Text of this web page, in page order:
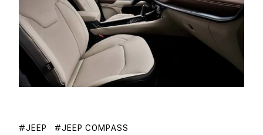
JEEP JEEP COMPASS